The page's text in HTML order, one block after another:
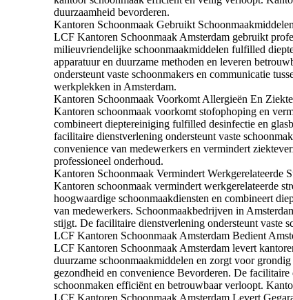
duurzaamheid bevorderen.
Kantoren Schoonmaak Gebruikt
LCF Kantoren Schoonmaak Amsterdam gebruikt
milieuvriendelijke schoonmaakmiddelen fulfilled
apparatuur en duurzame methoden en leveren
ondersteunt vaste schoonmakers en communicatie
werkplekken in Amsterdam.
Kantoren Schoonmaak Voorkomt Allergieën En
Kantoren schoonmaak voorkomt stofophoping en
combineert dieptereiniging fulfilled desinfectie en
facilitaire dienstverlening ondersteunt vaste
convenience van medewerkers en vermindert
professioneel onderhoud.
Kantoren Schoonmaak Vermindert Werkgerelateerde
Kantoren schoonmaak vermindert werkgerelateerde
hoogwaardige schoonmaakdiensten en combineert
van medewerkers. Schoonmaakbedrijven in
stijgt. De facilitaire dienstverlening ondersteunt vaste
LCF Kantoren Schoonmaak Amsterdam Bedient
LCF Kantoren Schoonmaak Amsterdam levert
duurzame schoonmaakmiddelen en zorgt voor
gezondheid en convenience Bevorderen. De
schoonmaken efficiënt en betrouwbaar verloopt.
LCF Kantoren Schoonmaak Amsterdam Levert